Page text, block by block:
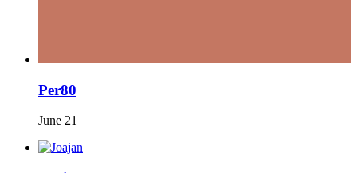
Per80
June 21